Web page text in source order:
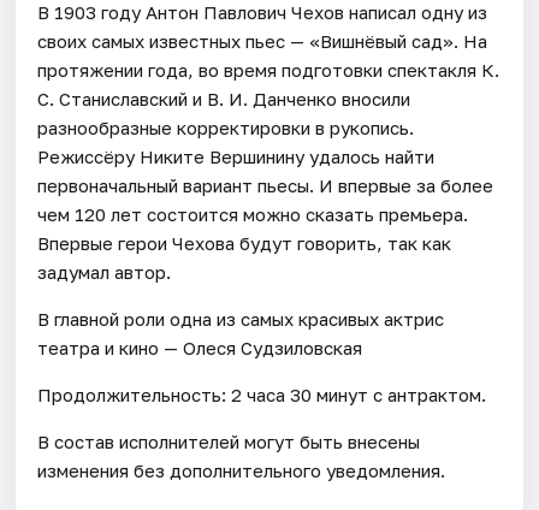
В 1903 году Антон Павлович Чехов написал одну из
своих самых известных пьес — «Вишнёвый сад». На
протяжении года, во время подготовки спектакля К.
С. Станиславский и В. И. Данченко вносили
разнообразные корректировки в рукопись.
Режиссёру Никите Вершинину удалось найти
первоначальный вариант пьесы. И впервые за более
чем 120 лет состоится можно сказать премьера.
Впервые герои Чехова будут говорить, так как
задумал автор.
В главной роли одна из самых красивых актрис
театра и кино — Олеся Судзиловская
Продолжительность: 2 часа 30 минут с антрактом.
В состав исполнителей могут быть внесены
изменения без дополнительного уведомления.